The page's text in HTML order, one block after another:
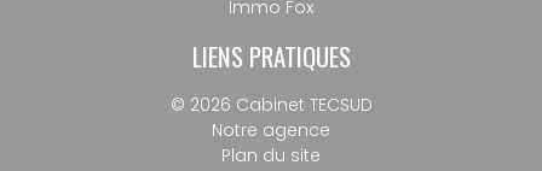
Immo Fox
LIENS PRATIQUES
© 2026 Cabinet TECSUD
Notre agence
Plan du site